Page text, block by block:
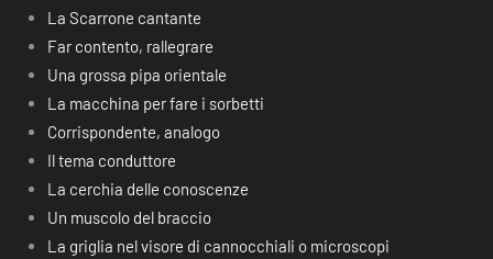
La Scarrone cantante
Far contento, rallegrare
Una grossa pipa orientale
La macchina per fare i sorbetti
Corrispondente, analogo
Il tema conduttore
La cerchia delle conoscenze
Un muscolo del braccio
La griglia nel visore di cannocchiali o microscopi